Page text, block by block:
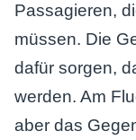
Passagieren,
müssen. Die
dafür sorgen,
werden. Am
aber das